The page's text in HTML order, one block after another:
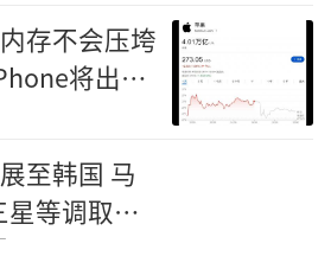
存不会压垮
将出货
至韩国 马
等调取